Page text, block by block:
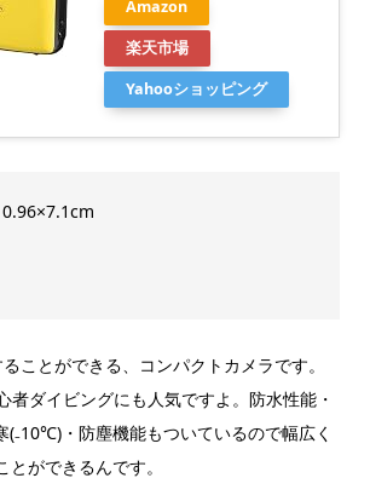
Amazon
楽天市場
Yahooショッピング
ことができる、コンパクトカメラです。
者ダイビングにも人気ですよ。防水性能・
(₋10℃)・防塵機能もついているので幅広く
ができるんです。